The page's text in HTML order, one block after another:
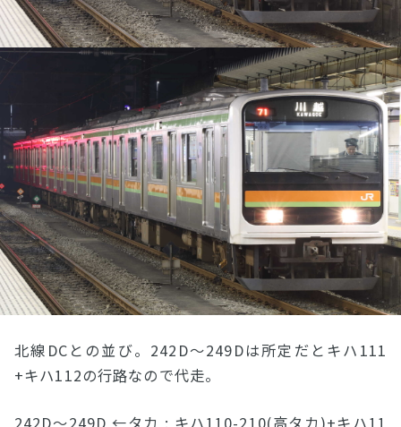
北線DCとの並び。242D〜249Dは所定だとキハ111
+キハ112の行路なので代走。
242D〜249D ←タカ : キハ110-210(高タカ)+キハ11